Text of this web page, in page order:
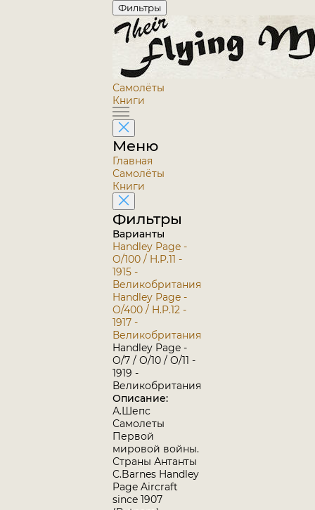
Фильтры
Самолёты
Книги
Меню
Главная
Самолёты
Книги
Фильтры
Варианты
Handley Page -
O/100 / H.P.11 -
1915 -
Великобритания
Handley Page -
O/400 / H.P.12 -
1917 -
Великобритания
Handley Page -
O/7 / O/10 / O/11 -
1919 -
Великобритания
Описание:
А.Шепс
Самолеты
Первой
мировой войны.
Страны Антанты
C.Barnes Handley
Page Aircraft
since 1907